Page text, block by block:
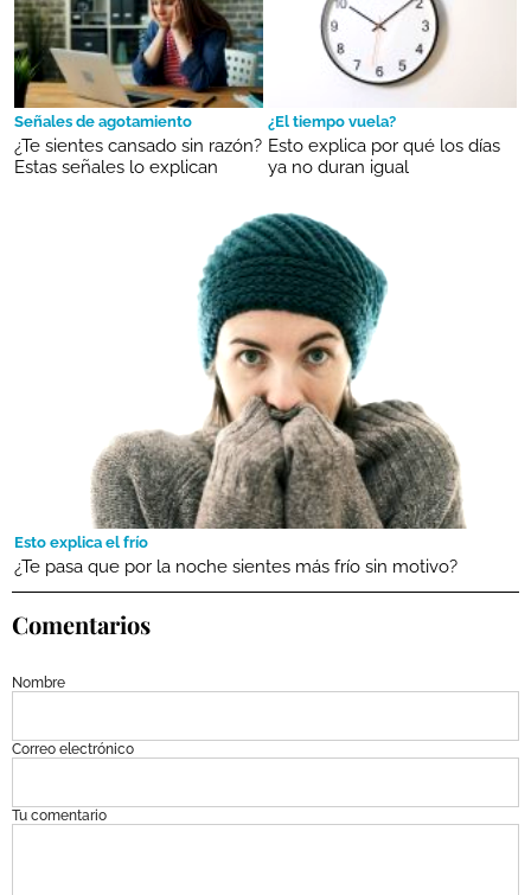
Señales de agotamiento
¿Te sientes cansado sin razón?
Estas señales lo explican
¿El tiempo vuela?
Esto explica por qué los días
ya no duran igual
Esto explica el frío
¿Te pasa que por la noche sientes más frío sin motivo?
Comentarios
Nombre
Correo electrónico
Tu comentario